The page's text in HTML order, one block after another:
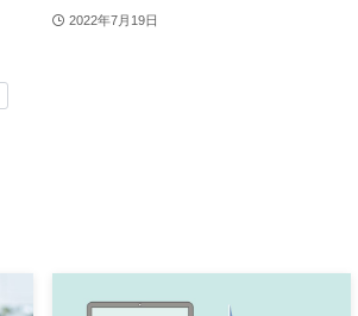
2022年7月19日